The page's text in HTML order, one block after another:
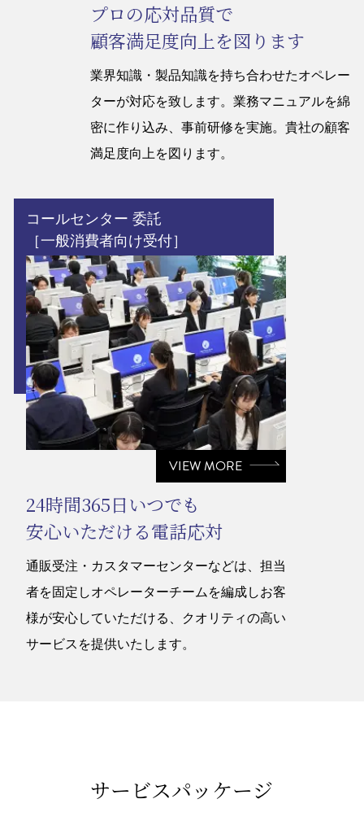
プロの応対品質で
顧客満足度向上を図ります
業界知識・製品知識を持ち合わせたオペレー
ターが対応を致します。業務マニュアルを綿
密に作り込み、事前研修を実施。貴社の顧客
満足度向上を図ります。
コールセンター 委託
［一般消費者向け受付］
VIEW MORE
24時間365日いつでも
安心いただける電話応対
通販受注・カスタマーセンターなどは、担当
者を固定しオペレーターチームを編成しお客
様が安心していただける、クオリティの高い
サービスを提供いたします。
サービスパッケージ